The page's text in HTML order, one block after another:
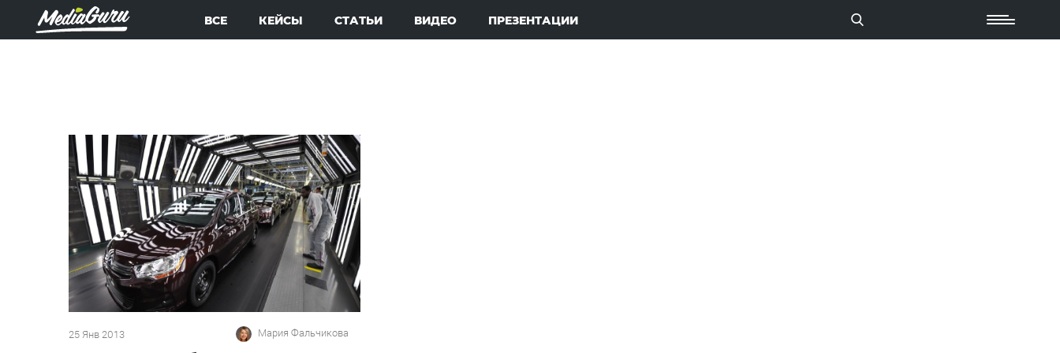
ВСЕ КЕЙСЫ СТАТЬИ ВИДЕО ПРЕЗЕНТАЦИИ
25 Янв 2013 Мария Фальчикова